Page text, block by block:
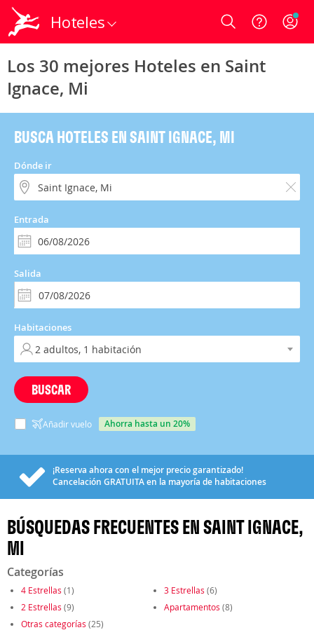
Hoteles Login
Los 30 mejores Hoteles en Saint
Ignace, Mi
BUSCA HOTELES EN SAINT IGNACE, MI
Dónde ir
Entrada
Salida
Habitaciones
BUSCAR
Añadir vuelo ahorra hasta un 20%
¡Reserva ahora con el mejor precio garantizado!
Cancelación GRATUITAen la mayoría de habitaciones
BÚSQUEDAS FRECUENTES EN SAINT IGNACE,
MI
Categorías
4 Estrellas (1) 3 Estrellas (6)
2 Estrellas (9) Apartamentos (8)
Otras categorías (25)